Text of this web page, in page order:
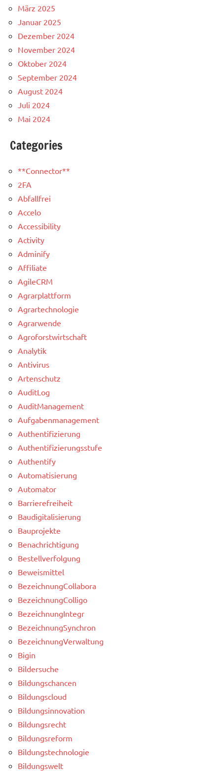
März 2025
Januar 2025
Dezember 2024
November 2024
Oktober 2024
September 2024
August 2024
Juli 2024
Mai 2024
Categories
**Connector**
2FA
Abfallfrei
Accelo
Accessibility
Activity
Adminify
Affiliate
AgileCRM
Agrarplattform
Agrartechnologie
Agrarwende
Agroforstwirtschaft
Analytik
Antivirus
Artenschutz
AuditLog
AuditManagement
Aufgabenmanagement
Authentifizierung
Authentifizierungsstufe
Authentify
Automatisierung
Automator
Barrierefreiheit
Baudigitalisierung
Bauprojekte
Benachrichtigung
Bestellverfolgung
Beweismittel
BezeichnungCollabora
BezeichnungColligo
BezeichnungIntegr
BezeichnungSynchron
BezeichnungVerwaltung
Bigin
Bildersuche
Bildungschancen
Bildungscloud
Bildungsinnovation
Bildungsrecht
Bildungsreform
Bildungstechnologie
Bildungswelt